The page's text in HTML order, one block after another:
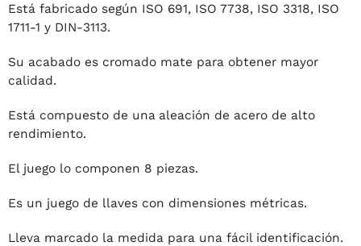
Está fabricado según ISO 691, ISO 7738, ISO 3318, ISO
1711-1 y DIN-3113.
Su acabado es cromado mate para obtener mayor
calidad.
Está compuesto de una aleación de acero de alto
rendimiento.
El juego lo componen 8 piezas.
Es un juego de llaves con dimensiones métricas.
Lleva marcado la medida para una fácil identificación.